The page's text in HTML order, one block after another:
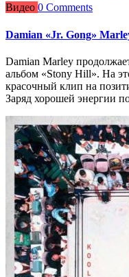
Видео 0 Comments
Damian «Jr. Gong»
Damian Marley
альбом «Stony Hill». На
красочный клип на
Заряд хорошей энергии